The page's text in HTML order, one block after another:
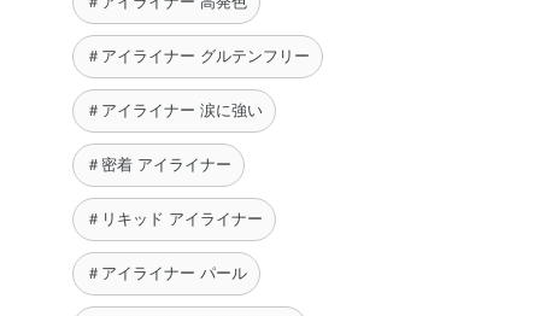
＃アイライナー グルテンフリー
＃アイライナー 涙に強い
＃密着 アイライナー
＃リキッド アイライナー
＃アイライナー パール